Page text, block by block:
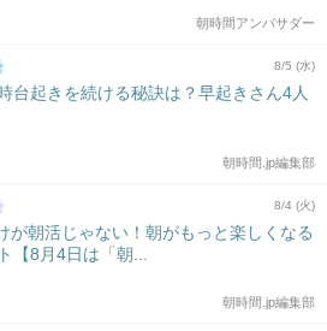
朝時間アンバサダー
8/5 (水)
台起きを続ける秘訣は？早起きさん4人
朝時間.jp編集部
8/4 (火)
が朝活じゃない！朝がもっと楽しくなる
【8月4日は「朝...
朝時間.jp編集部